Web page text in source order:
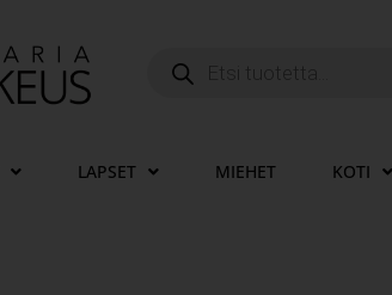
LAPSET MIEHET KOTI